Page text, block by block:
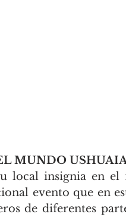
MUNDO
local insignia en
evento que en
de diferentes